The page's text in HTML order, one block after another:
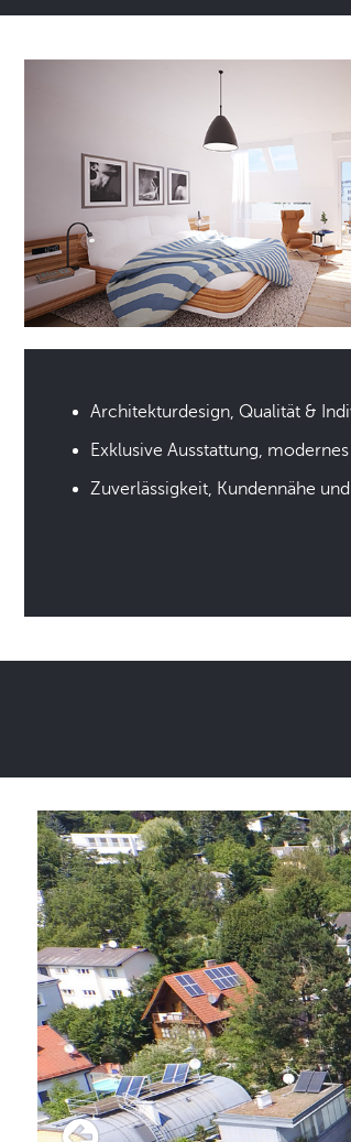
Architekturdesign, Qualität &
Exklusive Ausstattung,
Zuverlässigkeit, Kundennähe